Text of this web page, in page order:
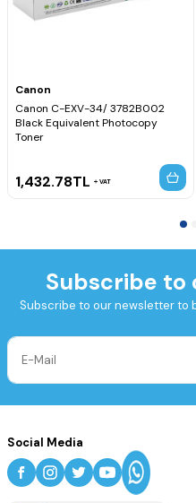
Canon
Canon C-EXV-34/ 3782B002
Black Equivalent Photocopy
Toner
1,432.78TL VAT
Subscribe
Subscribe to our newsletter to
Social Media